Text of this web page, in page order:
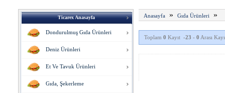
Ticarex Anasayfa
Dondurulmuş Gıda Ürünleri
Deniz Ürünleri
Et Ve Tavuk Ürünleri
Gıda, Şekerleme
Anasayfa » Gıda Ürünleri »
Toplam 0 Kayıt -23 - 0 Arası